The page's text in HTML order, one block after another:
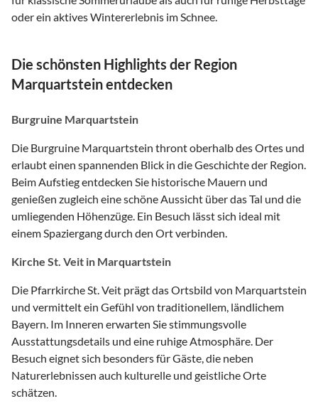
oder ein aktives Wintererlebnis im Schnee.
Die schönsten Highlights der Region
Marquartstein entdecken
Burgruine Marquartstein
Die Burgruine Marquartstein thront oberhalb des Ortes und
erlaubt einen spannenden Blick in die Geschichte der Region.
Beim Aufstieg entdecken Sie historische Mauern und
genießen zugleich eine schöne Aussicht über das Tal und die
umliegenden Höhenzüge. Ein Besuch lässt sich ideal mit
einem Spaziergang durch den Ort verbinden.
Kirche St. Veit in Marquartstein
Die Pfarrkirche St. Veit prägt das Ortsbild von Marquartstein
und vermittelt ein Gefühl von traditionellem, ländlichem
Bayern. Im Inneren erwarten Sie stimmungsvolle
Ausstattungsdetails und eine ruhige Atmosphäre. Der
Besuch eignet sich besonders für Gäste, die neben
Naturerlebnissen auch kulturelle und geistliche Orte
schätzen.